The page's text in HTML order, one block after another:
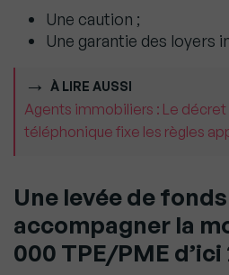
Une caution ;
Une garantie des loyers
À LIRE AUSSI
Agents immobiliers : Le décret
téléphonique fixe les règles
Une levée de
accompagner la
000 TPE/PME d’ici